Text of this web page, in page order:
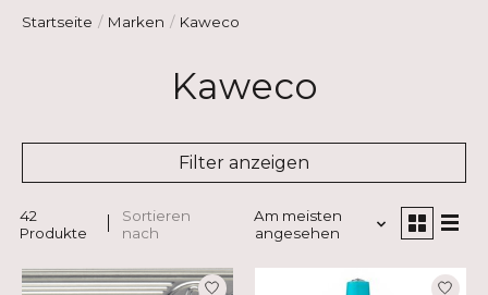
Startseite / Marken / Kaweco
Kaweco
Filter anzeigen
42
Produkte
Sortieren
nach
Am meisten
angesehen